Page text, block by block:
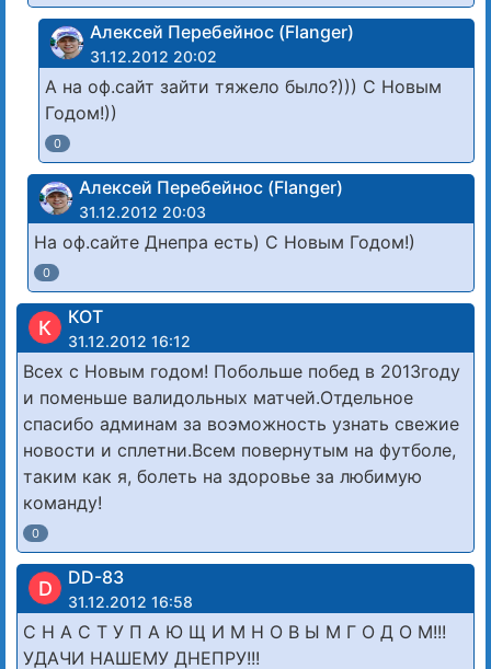
Алексей Перебейнос (Flanger)
31.12.2012 20:02
А на оф.сайт зайти тяжело было?))) С Новым
Годом!))
0
Алексей Перебейнос (Flanger)
31.12.2012 20:03
На оф.сайте Днепра есть) С Новым Годом!)
0
К КОТ
31.12.2012 16:12
Всех с Новым годом! Побольше побед в 2013году
и поменьше валидольных матчей.Отдельное
спасибо админам за воэможность узнать свежие
новости и сплетни.Всем повернутым на футболе,
таким как я, болеть на здоровье за любимую
команду!
0
D DD-83
31.12.2012 16:58
С Н А С Т У П А Ю Щ И М Н О В Ы М Г О Д О М!!!
УДАЧИ НАШЕМУ ДНЕПРУ!!!